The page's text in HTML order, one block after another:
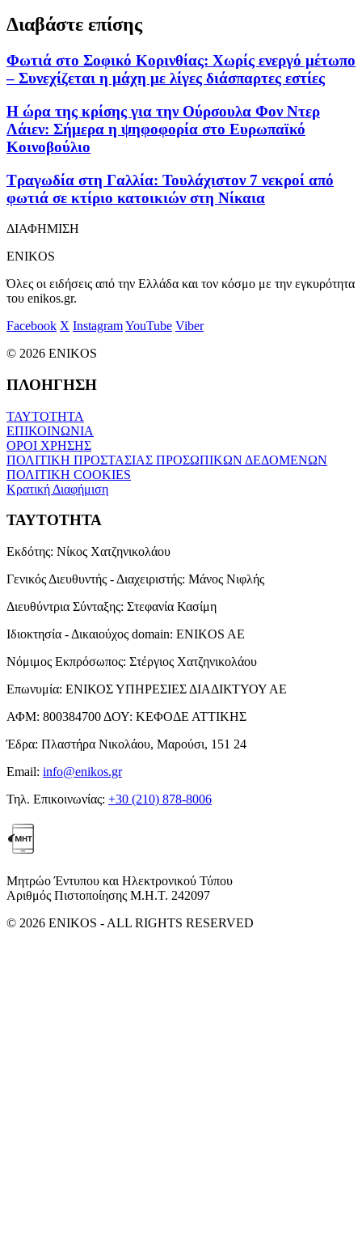
Διαβάστε επίσης
Φωτιά στο Σοφικό Κορινθίας: Χωρίς ενεργό μέτωπο
– Συνεχίζεται η μάχη με λίγες διάσπαρτες εστίες
Η ώρα της κρίσης για την Ούρσουλα Φον Ντερ
Λάιεν: Σήμερα η ψηφοφορία στο Ευρωπαϊκό
Κοινοβούλιο
Τραγωδία στη Γαλλία: Τουλάχιστον 7 νεκροί από
φωτιά σε κτίριο κατοικιών στη Νίκαια
ΔΙΑΦΗΜΙΣΗ
ENIKOS
Όλες οι ειδήσεις από την Ελλάδα και τον κόσμο με την εγκυρότητα
του enikos.gr.
Facebook X InstagramYouTube Viber
© 2026 ENIKOS
ΠΛΟΗΓΗΣΗ
ΤΑΥΤΟΤΗΤΑ
ΕΠΙΚΟΙΝΩΝΙΑ
ΟΡΟΙ ΧΡΗΣΗΣ
ΠΟΛΙΤΙΚΗ ΠΡΟΣΤΑΣΙΑΣ ΠΡΟΣΩΠΙΚΩΝ ΔΕΔΟΜΕΝΩΝ
ΠΟΛΙΤΙΚΗ COOKIES
Κρατική Διαφήμιση
ΤΑΥΤΟΤΗΤΑ
Εκδότης: Νίκος Χατζηνικολάου
Γενικός Διευθυντής - Διαχειριστής: Μάνος Νιφλής
Διευθύντρια Σύνταξης: Στεφανία Κασίμη
Ιδιοκτησία - Δικαιούχος domain: ENIKOS AE
Νόμιμος Εκπρόσωπος: Στέργιος Χατζηνικολάου
Επωνυμία: ΕΝΙΚΟΣ ΥΠΗΡΕΣΙΕΣ ΔΙΑΔΙΚΤΥΟΥ ΑΕ
ΑΦΜ: 800384700 ΔΟΥ: ΚΕΦΟΔΕ ΑΤΤΙΚΗΣ
Έδρα: Πλαστήρα Νικολάου, Μαρούσι, 151 24
Email: info@enikos.gr
Τηλ. Επικοινωνίας: +30 (210) 878-8006
Μητρώο Έντυπου και Ηλεκτρονικού Τύπου
Αριθμός Πιστοποίησης Μ.Η.Τ. 242097
© 2026 ENIKOS - ALL RIGHTS RESERVED